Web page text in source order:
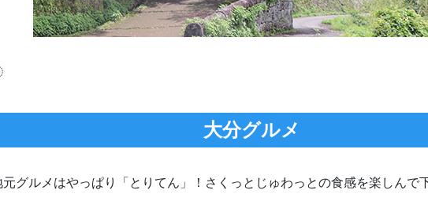
大分グルメ
グルメはやっぱり「とりてん」！さくっとじゅわっとの食感を楽しんで